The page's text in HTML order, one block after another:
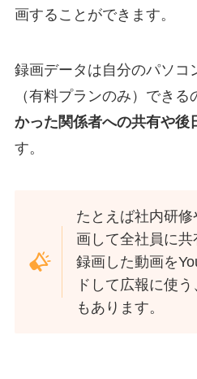
画することができます。
録画データは自分のパソコ
（有料プランのみ）できる
かった関係者への共有や後
す。
たとえば社内研
画して全社員に
録画した動画を
ドして広報に使
もあります。